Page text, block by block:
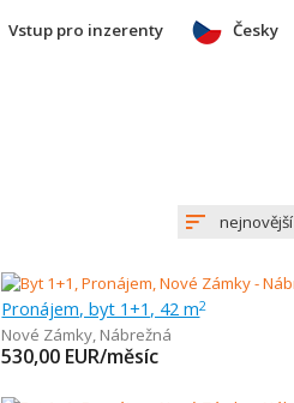
Vstup pro inzerenty Česky
nejnovější
Pronájem, byt 1+1, 42 m2
Nové Zámky, Nábrežná
530,00 EUR/měsíc